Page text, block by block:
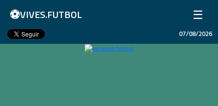
⚽VIVES.FUTBOL ☰
Home
07/08/2026